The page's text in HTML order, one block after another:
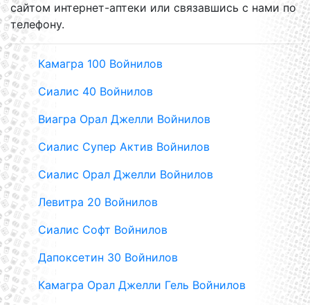
сайтом интернет-аптеки или связавшись с нами по
телефону.
Камагра 100 Войнилов
Сиалис 40 Войнилов
Виагра Орал Джелли Войнилов
Сиалис Супер Актив Войнилов
Сиалис Орал Джелли Войнилов
Левитра 20 Войнилов
Сиалис Софт Войнилов
Дапоксетин 30 Войнилов
Камагра Орал Джелли Гель Войнилов